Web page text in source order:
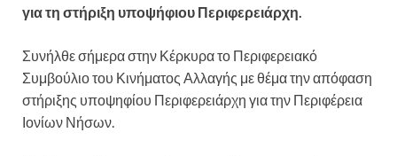
για τη στήριξη υποψήφιου Περιφερειάρχη.
Συνήλθε σήμερα στην Κέρκυρα το Περιφερειακό
Συμβούλιο του Κινήματος Αλλαγής με θέμα την απόφαση
στήριξης υποψηφίου Περιφερειάρχη για την Περιφέρεια
Ιονίων Νήσων.